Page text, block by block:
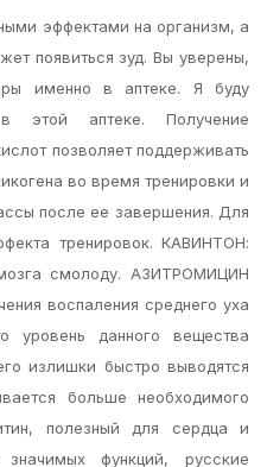
эффектами на организм, а
появиться зуд. Вы уверены,
именно в аптеке. Я буду
этой аптеке. Получение
позволяет поддерживать
во время тренировки и
после ее завершения. Для
тренировок. КАВИНТОН:
смолоду. АЗИТРОМИЦИН
воспаления среднего уха
данного вещества
излишки быстро выводятся
больше необходимого
полезный для сердца и
функций, русские